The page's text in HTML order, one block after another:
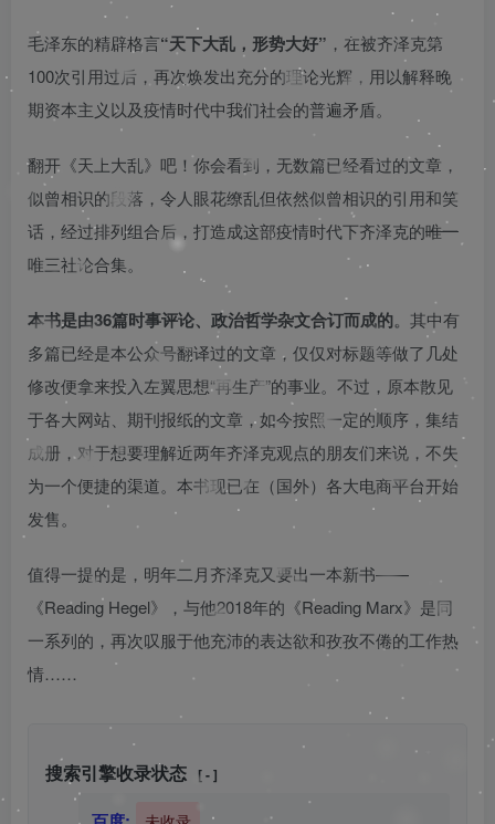
毛泽东的精辟格言“天下大乱，形势大好” ，在被齐泽克第
100次引用过后，再次焕发出充分的理论光辉，用以解释晚
期资本主义以及疫情时代中我们社会的普遍矛盾。
翻开《天上大乱》吧！你会看到，无数篇已经看过的文章，
似曾相识的段落，令人眼花缭乱但依然似曾相识的引用和笑
话，经过排列组合后，打造成这部疫情时代下齐泽克的唯一
唯三社论合集。
本书是由36篇时事评论、政治哲学杂文合订而成的。 其中有
多篇已经是本公众号翻译过的文章，仅仅对标题等做了几处
修改便拿来投入左翼思想“再生产”的事业。不过，原本散见
于各大网站、期刊报纸的文章，如今按照一定的顺序，集结
成册，对于想要理解近两年齐泽克观点的朋友们来说，不失
为一个便捷的渠道。本书现已在（国外）各大电商平台开始
发售。
值得一提的是，明年二月齐泽克又要出一本新书——
《Reading Hegel》，与他2018年的《Reading Marx》是同
一系列的，再次叹服于他充沛的表达欲和孜孜不倦的工作热
情……
搜索引擎收录状态 [ - ]